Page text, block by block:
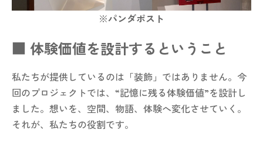
※パンダポスト
■ 体験価値を設計するということ
私たちが提供しているのは「装飾」ではありません。今
回のプロジェクトでは、“記憶に残る体験価値”を設計し
ました。想いを、空間、物語、体験へ変化させていく。
それが、私たちの役割です。